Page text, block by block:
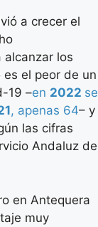
a crecer el
alcanzar los
es el peor de un
19 –en 2022 se
, apenas 64– y
las cifras
Andaluz de
en Antequera
muy